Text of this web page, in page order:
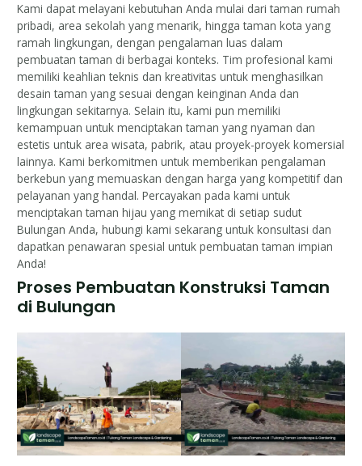
Kami dapat melayani kebutuhan Anda mulai dari taman rumah
pribadi, area sekolah yang menarik, hingga taman kota yang
ramah lingkungan, dengan pengalaman luas dalam
pembuatan taman di berbagai konteks. Tim profesional kami
memiliki keahlian teknis dan kreativitas untuk menghasilkan
desain taman yang sesuai dengan keinginan Anda dan
lingkungan sekitarnya. Selain itu, kami pun memiliki
kemampuan untuk menciptakan taman yang nyaman dan
estetis untuk area wisata, pabrik, atau proyek-proyek komersial
lainnya. Kami berkomitmen untuk memberikan pengalaman
berkebun yang memuaskan dengan harga yang kompetitif dan
pelayanan yang handal. Percayakan pada kami untuk
menciptakan taman hijau yang memikat di setiap sudut
Bulungan Anda, hubungi kami sekarang untuk konsultasi dan
dapatkan penawaran spesial untuk pembuatan taman impian
Anda!
Proses Pembuatan Konstruksi Taman
di Bulungan